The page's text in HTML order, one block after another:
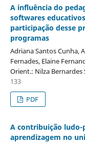
A influência do
softwares
participação desse
programas
Adriana Santos Cunha,
Fernades, Elaine
Orient.: Nilza Bernardes
133
PDF
A contribuição ludo-
aprendizagem no